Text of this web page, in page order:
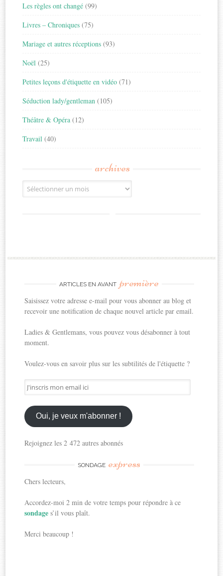
Les règles ont changé (99)
Livres – Chroniques (75)
Mariage et autres réceptions (93)
Noël (25)
Petites leçons d'étiquette en vidéo (71)
Séduction lady/gentleman (105)
Théâtre & Opéra (12)
Travail (40)
archives
Archives
ARTICLES EN AVANT première
Saisissez votre adresse e-mail pour vous abonner au blog et
recevoir une notification de chaque nouvel article par email.
Ladies & Gentlemans, vous pouvez vous désabonner à tout
moment.
Voulez-vous en savoir plus sur les subtilités de l'étiquette ?
J'inscris
mon
email
ici
Oui, je veux m'abonner !
Rejoignez les 2 472 autres abonnés
SONDAGE express
Chers lecteurs,
Accordez-moi 2 min de votre temps pour répondre à ce
sondages’il vous plaît.
Merci beaucoup !